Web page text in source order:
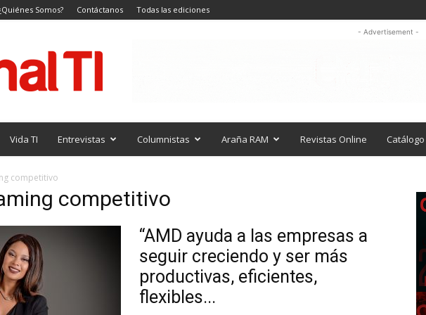
Somos? Contáctanos Todas las ediciones
- Advertisement -
Vida TI Entrevistas Columnistas Araña RAM Revistas Online Catálogo
competitivo
competitivo
“AMD ayuda a las empresas a
seguir creciendo y ser más
productivas, eficientes,
flexibles...